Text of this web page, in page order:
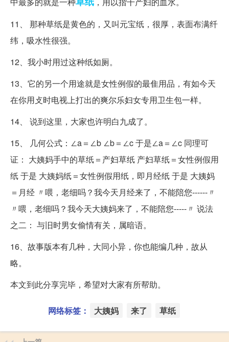
11、 那种草纸是黄色的，又叫元宝纸，很厚，表面布满纤
纬，吸水性很强。
12、我小时用过这种纸如厕。
13、它的另一个用途就是女性例假的最隹用品，有如今天
在你用攴时电视上打出的爽尔乐妇女专用卫生包一样。
14、 说到这里，大家也许明白九成了。
15、 几何公式：∠a＝∠b ∠b＝∠c 于是∠a＝∠c 同理可
证： 大姨妈手中的草纸＝产妇草纸 产妇草纸＝女性例假用
纸 于是 大姨妈纸＝女性例假用纸，即月经纸 于是 大姨妈
＝月经 〃喂，老细吗？我今天月经来了，不能陪您------〃
〃喂，老细吗？我今天大姨妈来了，不能陪您-----〃 说法
之二： 与旧时男女偷情有关，属暗语。
16、故事版本有几种，大同小异，你也能编几种，故从
略。
本文到此分享完毕，希望对大家有所帮助。
网络标签： 大姨妈 来了 草纸